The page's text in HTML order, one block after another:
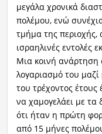
μεγάλα χρονικά
πολέμου, ενώ
τμήμα της περιοχής,
ισραηλινές εντολές
Μια κοινή ανάρτηση
λογαριασμό του
του τρέχοντος
να χαμογελάει με τα
ότι ήταν η πρώτη
από 15 μήνες